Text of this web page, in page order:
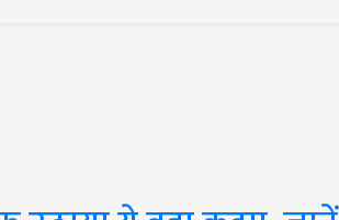
उठाया ये बड़ा कदम, जानें